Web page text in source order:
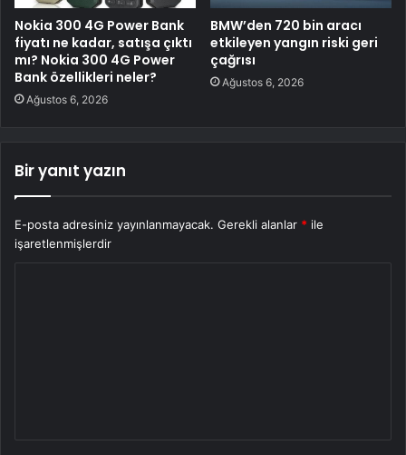
Nokia 300 4G Power Bank
fiyatı ne kadar, satışa çıktı
mı? Nokia 300 4G Power
Bank özellikleri neler?
Ağustos 6, 2026
BMW’den 720 bin aracı
etkileyen yangın riski geri
çağrısı
Ağustos 6, 2026
Bir yanıt yazın
E-posta adresiniz yayınlanmayacak. Gerekli alanlar * ile
işaretlenmişlerdir